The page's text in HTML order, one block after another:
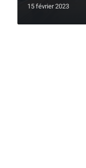
15 février 2023